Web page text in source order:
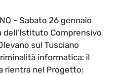
- Sabato 26 gennaio
dell'Istituto Comprensivo
sul Tusciano
informatica: il
rientra nel Progetto: